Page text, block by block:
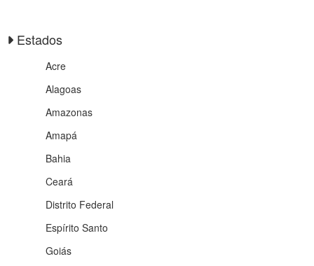
Estados
Acre
Alagoas
Amazonas
Amapá
Bahia
Ceará
Distrito Federal
Espírito Santo
Goiás